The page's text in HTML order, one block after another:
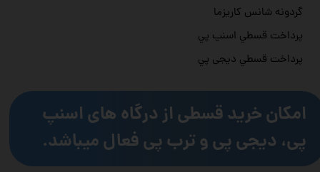
گردونه شانس کاریزما
پرداخت قسطي اسنپ پي
پرداخت قسطي دیجی پي
امکان خرید قسطی از درگاه های اسنپ
پی، دیجی پی و ترب پی فعال میباشد.